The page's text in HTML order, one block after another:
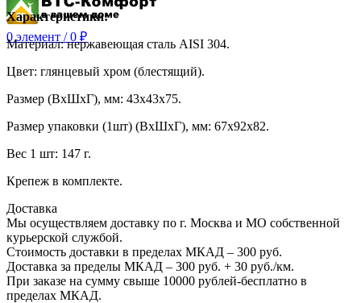
0элемент / 0 ₽
Характеристики:
Материал: нержавеющая сталь AISI 304.
Цвет: глянцевый хром (блестящий).
Размер (ВхШхГ), мм: 43х43х75.
Размер упаковки (1шт) (ВхШхГ), мм: 67х92х82.
Вес 1 шт: 147 г.
Крепеж в комплекте.
Доставка
Мы осуществляем доставку по г. Москва и МО собственной
курьерской службой.
Стоимость доставки в пределах МКАД – 300 руб.
Доставка за пределы МКАД – 300 руб. + 30 руб./км.
При заказе на сумму свыше 10000 рублей-бесплатно в
пределах МКАД.